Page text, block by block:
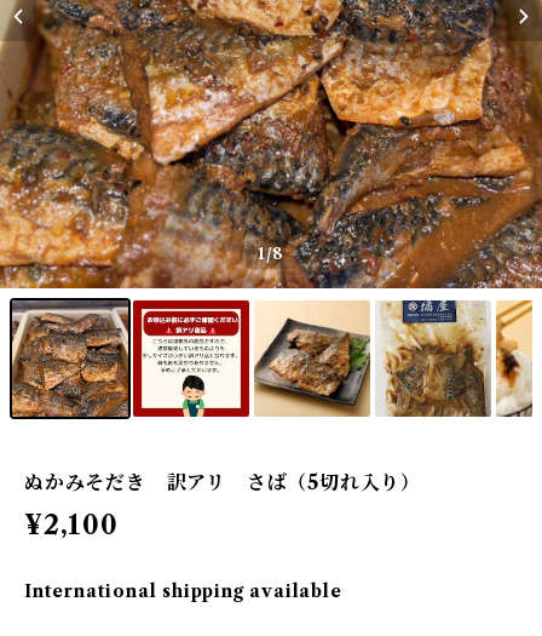
1/8
ぬかみそだき 訳アリ さば（5切れ入り）
¥2,100
International shipping available